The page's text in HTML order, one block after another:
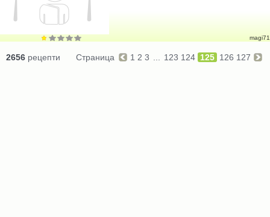
magi71
2656 рецепти Страница 1 2 3 123 124 125 126 127